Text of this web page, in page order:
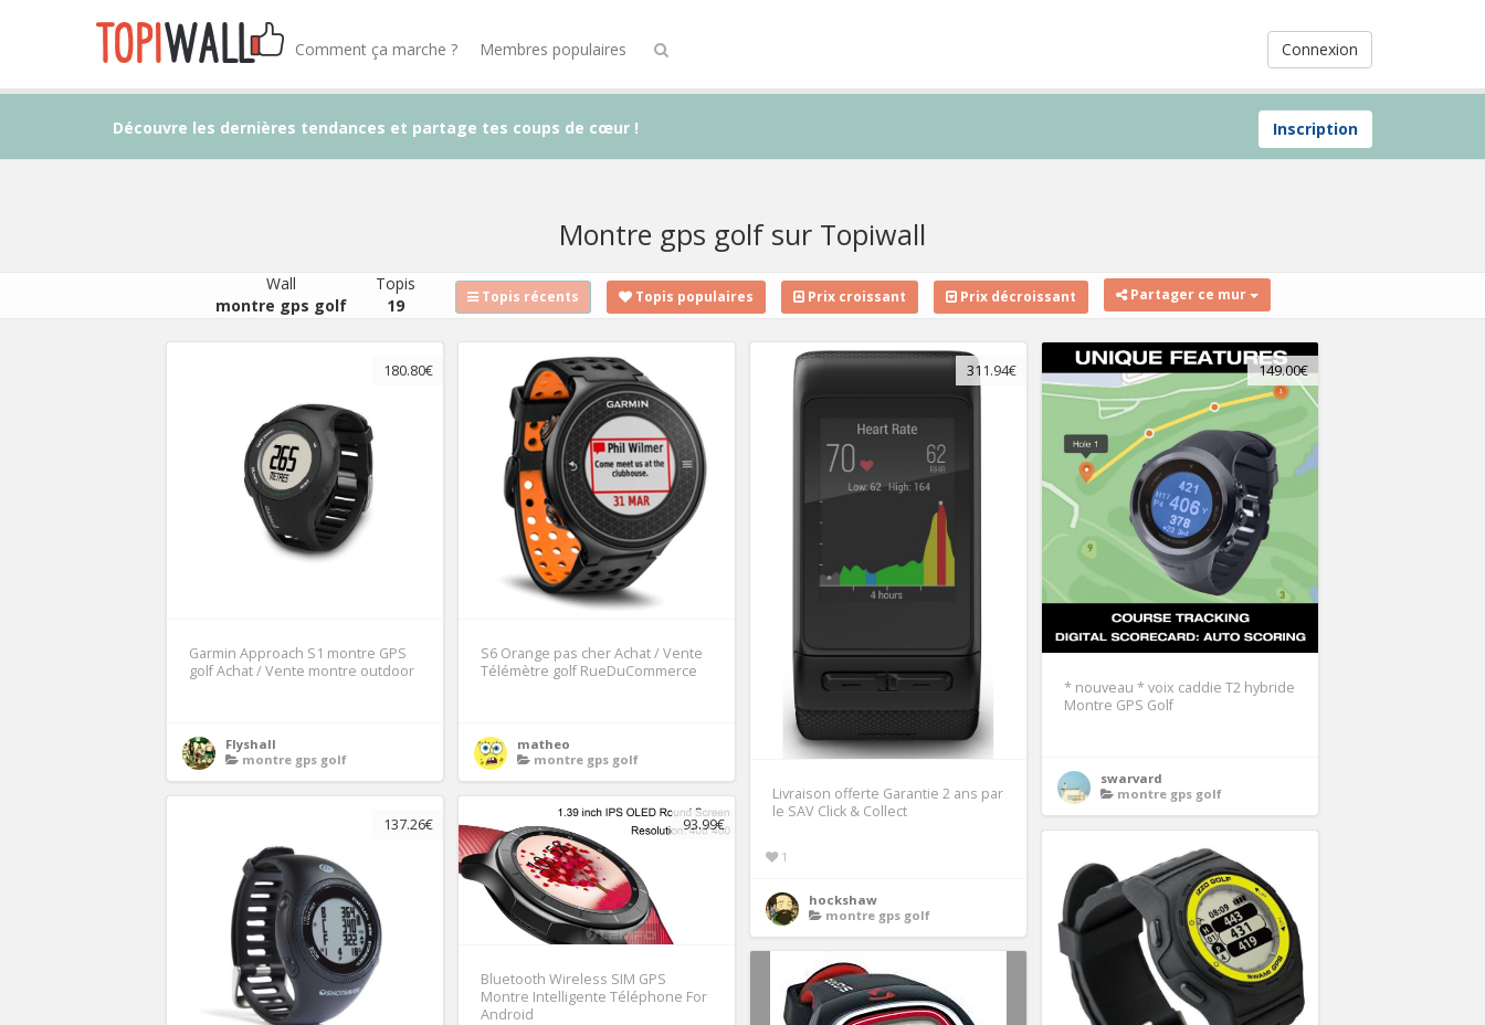
Connexion
Comment ça marche ? Membres populaires
Inscription
Découvre les dernières tendances et partage tes coups de cœur !
Montre gps golf sur Topiwall
Wall
montre gps golf
Topis
19
Topis récents Topis populaires Prix croissant Prix décroissant Partager ce mur
180.80€
Garmin Approach S1 montre GPS
golf Achat / Vente montre outdoor
Flyshall
montre gps golf
S6 Orange pas cher Achat / Vente
Télémètre golf RueDuCommerce
matheo
montre gps golf
311.94€
Livraison offerte Garantie 2 ans par
le SAV Click & Collect
1
hockshaw
montre gps golf
149.00€
* nouveau * voix caddie T2 hybride
Montre GPS Golf
swarvard
montre gps golf
137.26€ 93.99€
Bluetooth Wireless SIM GPS
Montre Intelligente Téléphone For
Android